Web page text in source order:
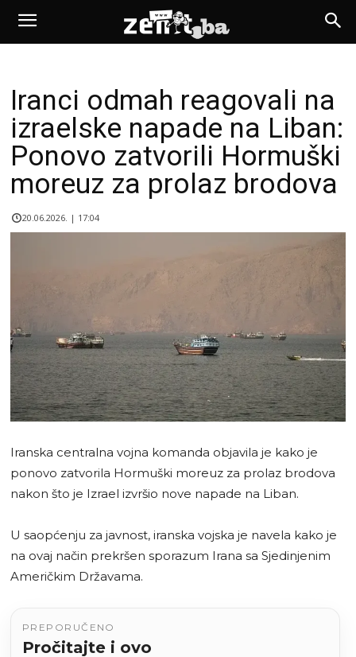
Iranci odmah reagovali na
izraelske napade na Liban:
Ponovo zatvorili Hormuški
moreuz za prolaz brodova
20.06.2026. | 17:04
Iranska centralna vojna komanda objavila je kako je
ponovo zatvorila Hormuški moreuz za prolaz brodova
nakon što je Izrael izvršio nove napade na Liban.
U saopćenju za javnost, iranska vojska je navela kako je
na ovaj način prekršen sporazum Irana sa Sjedinjenim
Američkim Državama.
PREPORUČENO
Pročitajte i ovo